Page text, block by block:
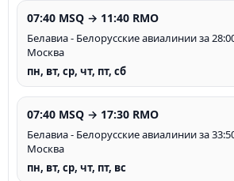
07:40 MSQ → 11:40 RMO
Белавиа - Белорусские авиалинии за
Москва
пн, вт, ср, чт, пт, сб
07:40 MSQ → 17:30 RMO
Белавиа - Белорусские авиалинии за
Москва
пн, вт, ср, чт, пт, вс